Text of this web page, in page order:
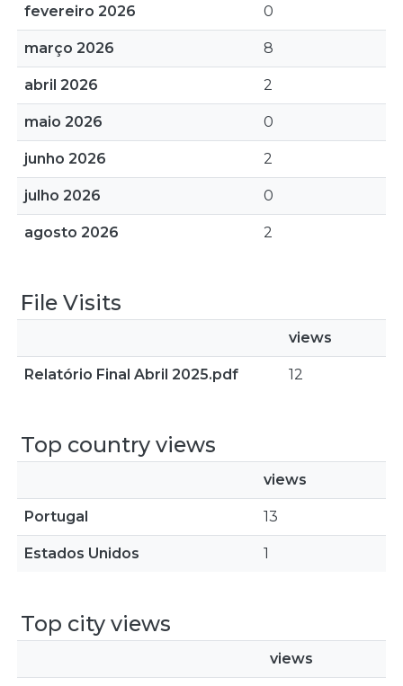
fevereiro 2026 0
março 2026 8
abril 2026 2
maio 2026 0
junho 2026 2
julho 2026 0
agosto 2026 2
File Visits
views
Relatório Final Abril 2025.pdf 12
Top country views
views
Portugal 13
Estados Unidos 1
Top city views
views